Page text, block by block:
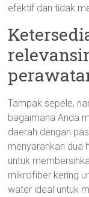
efektif dan tidak
Tampak sepele,
bagaimana Anda
daerah dengan
menyarankan dua
untuk
mikrofiber kering
water ideal untuk